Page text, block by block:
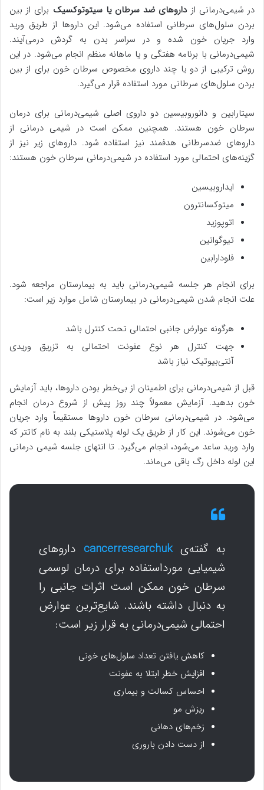
در شیمی‌درمانی ازداروهای ضد سرطان یا سیتوتوکسیک برای از بین
بردن سلول‌های سرطانی استفاده می‌شود. این داروها از طریق ورید
وارد جریان خون شده و در سراسر بدن به گردش درمی‌آیند.
شیمی‌درمانی با برنامه هفتگی و یا ماهانه منظم انجام می‌شود. در این
روش ترکیبی از دو یا چند داروی مخصوص سرطان خون برای از بین
بردن سلول‌های سرطانی مورد استفاده قرار می‌گیرد.
سیتارابین و دانوروبیسین دو داروی اصلی شیمی‌درمانی برای درمان
سرطان خون هستند. همچنین ممکن است در شیمی درمانی از
داروهای ضدسرطانی هدفمند نیز استفاده شود. داروهای زیر نیز از
گزینه‌های احتمالی مورد استفاده در شیمی‌درمانی سرطان خون هستند:
ایداروبیسین
میتوکسانترون
اتوپوزید
تیوگوانین
فلودارابین
برای انجام هر جلسه شیمی‌درمانی باید به بیمارستان مراجعه شود.
علت انجام شدن شیمی‌درمانی در بیمارستان شامل موارد زیر است:
هرگونه عوارض جانبی احتمالی تحت کنترل باشد
جهت کنترل هر نوع عفونت احتمالی به تزریق وریدی
آنتی‌بیوتیک نیاز باشد
قبل از شیمی‌درمانی برای اطمینان از بی‌خطر بودن داروها، باید آزمایش
خون بدهید. آزمایش معمولاً چند روز پیش از شروع درمان انجام
می‌شود. در شیمی‌درمانی سرطان خون داروها مستقیماً وارد جریان
خون می‌شوند. این کار از طریق یک لوله پلاستیکی بلند به نام کاتتر که
وارد ورید ساعد می‌شود، انجام می‌گیرد. تا انتهای جلسه شیمی درمانی
این لوله داخل رگ باقی می‌ماند.
به گفته‌یcancerresearchuk داروهای
شیمیایی مورداستفاده برای درمان لوسمی
سرطان خون ممکن است اثرات جانبی را
به دنبال داشته باشند. شایع‌ترین عوارض
احتمالی شیمی‌درمانی به قرار زیر است:
کاهش یافتن تعداد سلول‌های خونی
افزایش خطر ابتلا به عفونت
احساس کسالت و بیماری
ریزش مو
زخم‌های دهانی
از دست دادن باروری